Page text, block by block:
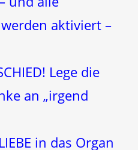
aktiviert –
Lege die
an „irgend
in das Organ